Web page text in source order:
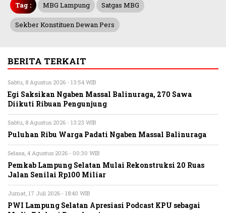
Tag : MBG Lampung Satgas MBG
Sekber Konstituen Dewan Pers
BERITA TERKAIT
Sabtu, 8 Agustus 2026 - 13:54 WIB
Egi Saksikan Ngaben Massal Balinuraga, 270 Sawa
Diikuti Ribuan Pengunjung
Sabtu, 8 Agustus 2026 - 13:23 WIB
Puluhan Ribu Warga Padati Ngaben Massal Balinuraga
Selasa, 4 Agustus 2026 - 00:30 WIB
Pemkab Lampung Selatan Mulai Rekonstruksi 20 Ruas
Jalan Senilai Rp100 Miliar
Jumat, 17 Juli 2026 - 18:40 WIB
PWI Lampung Selatan Apresiasi Podcast KPU sebagai